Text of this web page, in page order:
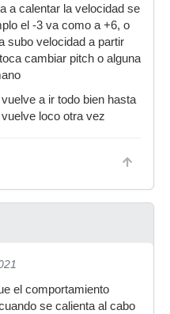
a calentar la velocidad se
el -3 va como a +6, o
subo velocidad a partir
cambiar pitch o alguna
a ir todo bien hasta
loco otra vez
el comportamiento
se calienta al cabo